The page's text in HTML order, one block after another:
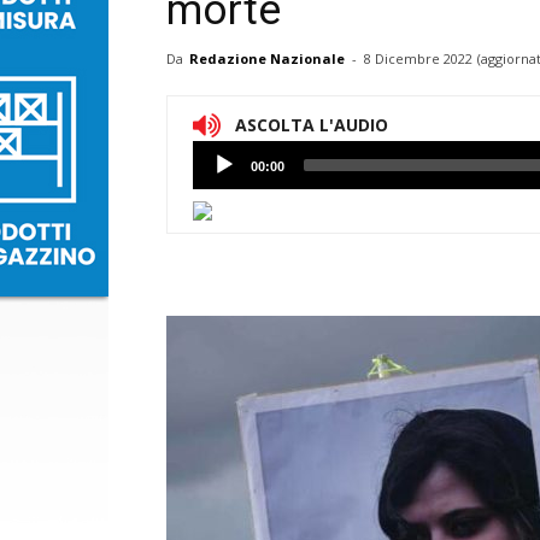
morte
Da Redazione Nazionale - 8 Dicembre 2022
ASCOLTA L'AUDIO
Lettore
Audio
00:00